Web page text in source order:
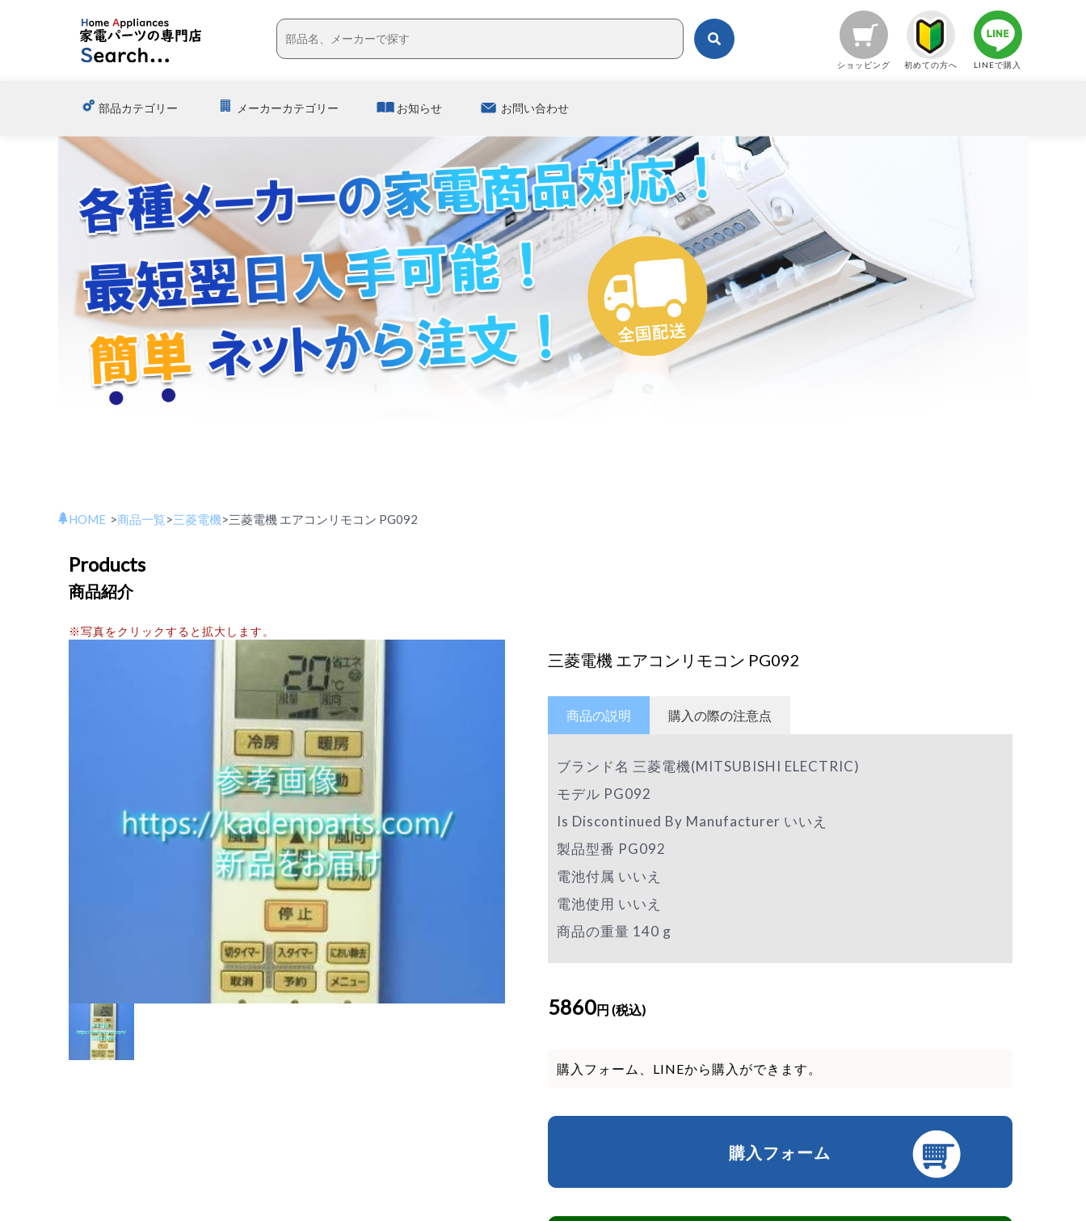
ショッピング 初めての方へ LINEで購入
部品カテゴリー メーカーカテゴリー お知らせ お問い合わせ
HOME >商品一覧>三菱電機>三菱電機 エアコンリモコン PG092
Products
商品紹介
※写真をクリックすると拡大します。
三菱電機 エアコンリモコン PG092
商品の説明
ブランド名 三菱電機(MITSUBISHI ELECTRIC)
モデル PG092
Is Discontinued By Manufacturer いいえ
製品型番 PG092
電池付属 いいえ
電池使用 いいえ
商品の重量 140 g
購入の際の注意点
5860円 (税込)
購入フォーム、LINEから購入ができます。
購入フォーム